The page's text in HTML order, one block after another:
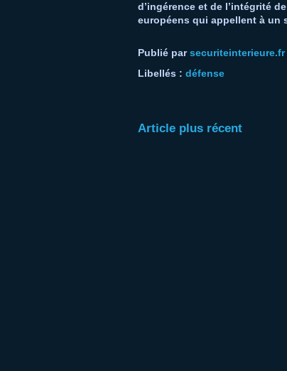
d’ingérence et de l’intégrité
européens qui appellent à un
Publié parsecuriteinterieure.fr
Libellés : défense
Article plus récent